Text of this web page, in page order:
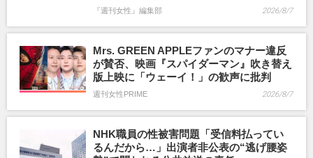
『週刊女性』編集部 2026/8/7
Mrs. GREEN APPLEファンのマナー違反
が賛否、映画『スパイダーマン』吹き替え
版上映に「ウェーイ！」の歓声に批判
週刊女性PRIME 2026/8/7
NHK職員の性被害問題「受信料払ってい
るんだから…」出演者非公表の“逃げ腰姿